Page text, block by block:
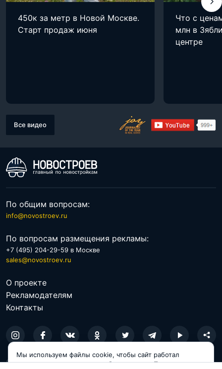
450к за метр в Новой Москве.
Старт продаж июня
Что с
млн в
центре
Все видео
По общим вопросам:
info@novostroev.ru
По вопросам размещения рекламы:
+7 (495) 204-29-59 в Москве
sales@novostroev.ru
О проекте
Рекламодателям
Контакты
© 2026 NOVOSTROEV.RU
Мы используем файлы cookie, чтобы сайт работал
корректно и становился удобнее для вас. Продолжая